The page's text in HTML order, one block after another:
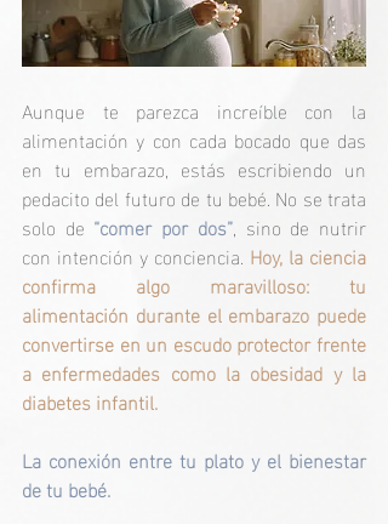
Aunque te parezca increíble con la
alimentación y con cada bocado que das
en tu embarazo, estás escribiendo un
pedacito del futuro de tu bebé. No se trata
solo de “comer por dos”, sino de nutrir
con intención y conciencia. Hoy, la ciencia
confirma algo maravilloso: tu
alimentación durante el embarazo puede
convertirse en un escudo protector frente
a enfermedades como la obesidad y la
diabetes infantil.
La conexión entre tu plato y el bienestar
de tu bebé.